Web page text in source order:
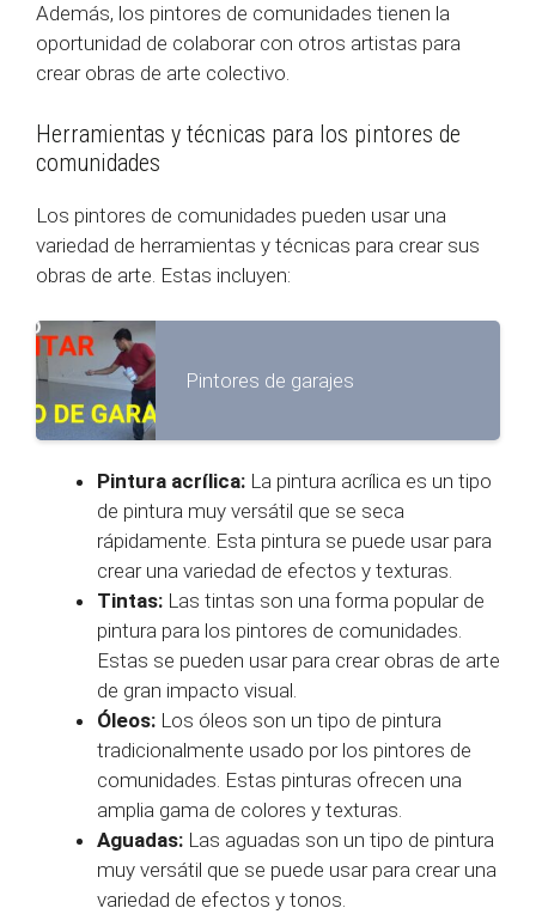
Además, los pintores de comunidades tienen la
oportunidad de colaborar con otros artistas para
crear obras de arte colectivo.
Herramientas y técnicas para los pintores de
comunidades
Los pintores de comunidades pueden usar una
variedad de herramientas y técnicas para crear sus
obras de arte. Estas incluyen:
Pintores de garajes
Pintura acrílica: La pintura acrílica es un tipo
de pintura muy versátil que se seca
rápidamente. Esta pintura se puede usar para
crear una variedad de efectos y texturas.
Tintas: Las tintas son una forma popular de
pintura para los pintores de comunidades.
Estas se pueden usar para crear obras de arte
de gran impacto visual.
Óleos: Los óleos son un tipo de pintura
tradicionalmente usado por los pintores de
comunidades. Estas pinturas ofrecen una
amplia gama de colores y texturas.
Aguadas: Las aguadas son un tipo de pintura
muy versátil que se puede usar para crear una
variedad de efectos y tonos.